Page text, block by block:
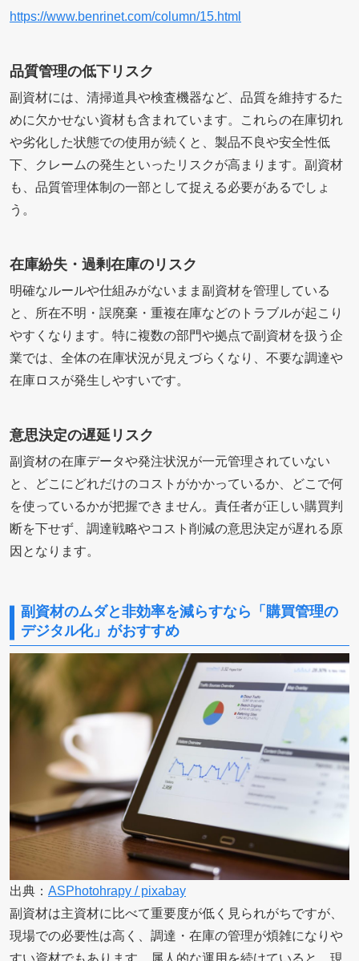
https://www.benrinet.com/column/15.html
品質管理の低下リスク
副資材には、清掃道具や検査機器など、品質を維持するた
めに欠かせない資材も含まれています。これらの在庫切れ
や劣化した状態での使用が続くと、製品不良や安全性低
下、クレームの発生といったリスクが高まります。副資材
も、品質管理体制の一部として捉える必要があるでしょ
う。
在庫紛失・過剰在庫のリスク
明確なルールや仕組みがないまま副資材を管理している
と、所在不明・誤廃棄・重複在庫などのトラブルが起こり
やすくなります。特に複数の部門や拠点で副資材を扱う企
業では、全体の在庫状況が見えづらくなり、不要な調達や
在庫ロスが発生しやすいです。
意思決定の遅延リスク
副資材の在庫データや発注状況が一元管理されていない
と、どこにどれだけのコストがかかっているか、どこで何
を使っているかが把握できません。責任者が正しい購買判
断を下せず、調達戦略やコスト削減の意思決定が遅れる原
因となります。
副資材のムダと非効率を減らすなら「購買管理の
デジタル化」がおすすめ
出典： ASPhotohrapy / pixabay
副資材は主資材に比べて重要度が低く見られがちですが、
現場での必要性は高く、調達・在庫の管理が煩雑になりや
すい資材でもあります。属人的な運用を続けていると、現